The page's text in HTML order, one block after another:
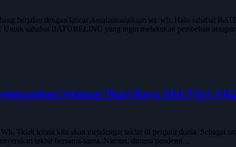
berjalan dengan lancar Assalamualaikum wr. wb. Halo sahabat
Untuk sahabat BATUBELING yang ingin melakukan pembelian
Selamat Hari Raya Idul Fitri
Tidak terasa kita akan mendengar takbir di penjuru dunia. Sebagai
takbir bersama-sama. Namun, dimasa pandemi…